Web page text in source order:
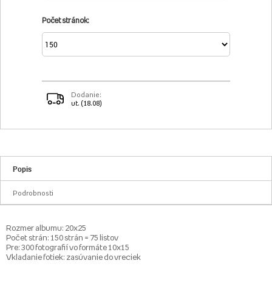
Počet stránok:
Dodanie:
ut. (18.08)
Popis
Podrobnosti
Rozmer albumu: 20x25
Počet strán: 150 strán = 75 listov
Pre: 300 fotografií vo formáte 10x15
Vkladanie fotiek: zasúvanie do vreciek